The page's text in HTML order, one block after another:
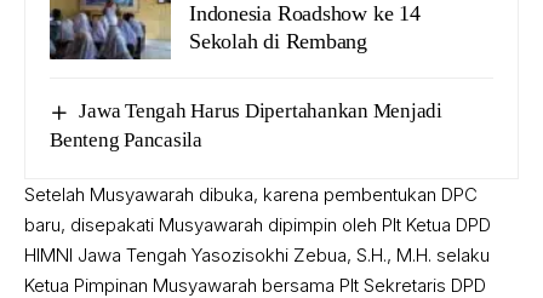
Indonesia Roadshow ke 14
Sekolah di Rembang
Jawa Tengah Harus Dipertahankan Menjadi
Benteng Pancasila
Setelah Musyawarah dibuka, karena pembentukan DPC
baru, disepakati Musyawarah dipimpin oleh Plt Ketua DPD
HIMNI Jawa Tengah Yasozisokhi Zebua, S.H., M.H. selaku
Ketua Pimpinan Musyawarah bersama Plt Sekretaris DPD